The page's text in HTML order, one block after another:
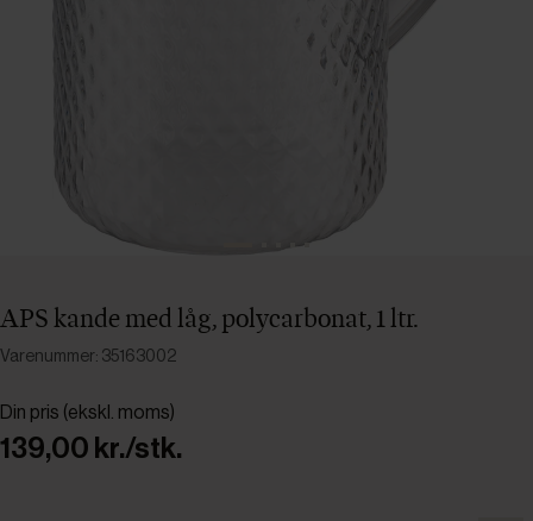
APS kande med låg, polycarbonat, 1 ltr.
Varenummer: 35163002
Din pris (ekskl. moms)
139,00 kr./stk.